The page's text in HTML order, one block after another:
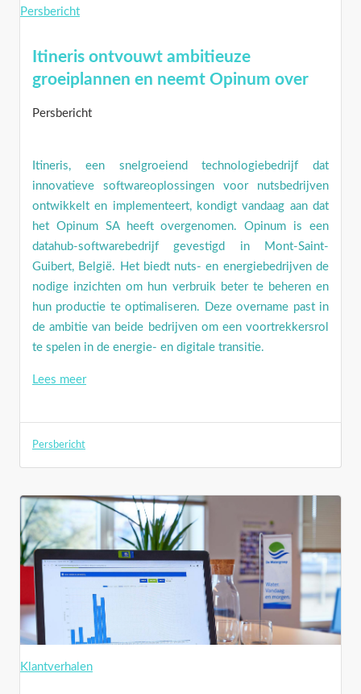
Persbericht
Itineris ontvouwt ambitieuze
groeiplannen en neemt Opinum over
Persbericht
Itineris, een snelgroeiend technologiebedrijf dat
innovatieve softwareoplossingen voor nutsbedrijven
ontwikkelt en implementeert, kondigt vandaag aan dat
het Opinum SA heeft overgenomen. Opinum is een
datahub-softwarebedrijf gevestigd in Mont-Saint-
Guibert, België. Het biedt nuts- en energiebedrijven de
nodige inzichten om hun verbruik beter te beheren en
hun productie te optimaliseren. Deze overname past in
de ambitie van beide bedrijven om een voortrekkersrol
te spelen in de energie- en digitale transitie.
Lees meer
Persbericht
Klantverhalen